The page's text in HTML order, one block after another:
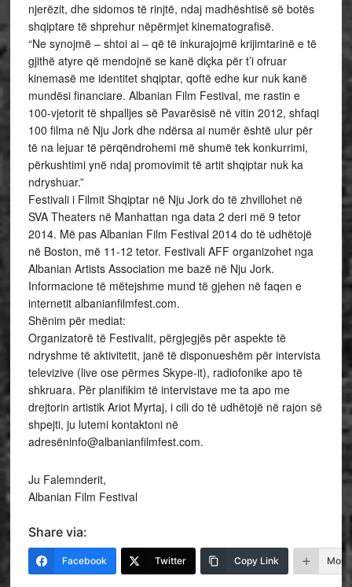
njerëzit, dhe sidomos të rinjtë, ndaj madhështisë së botës
shqiptare të shprehur nëpërmjet kinematografisë.
“Ne synojmë – shtoi ai – që të inkurajojmë krijimtarinë e të
gjithë atyre që mendojnë se kanë diçka për t’i ofruar
kinemasë me identitet shqiptar, qoftë edhe kur nuk kanë
mundësi financiare. Albanian Film Festival, me rastin e
100-vjetorit të shpalljes së Pavarësisë në vitin 2012, shfaqi
100 filma në Nju Jork dhe ndërsa ai numër është ulur për
të na lejuar të përqëndrohemi më shumë tek konkurrimi,
përkushtimi ynë ndaj promovimit të artit shqiptar nuk ka
ndryshuar.”
Festivali i Filmit Shqiptar në Nju Jork do të zhvillohet në
SVA Theaters në Manhattan nga data 2 deri më 9 tetor
2014. Më pas Albanian Film Festival 2014 do të udhëtojë
në Boston, më 11-12 tetor. Festivali AFF organizohet nga
Albanian Artists Association me bazë në Nju Jork.
Informacione të mëtejshme mund të gjehen në faqen e
internetit albanianfilmfest.com.
Shënim për mediat:
Organizatorë të Festivalit, përgjegjës për aspekte të
ndryshme të aktivitetit, janë të disponueshëm për intervista
televizive (live ose përmes Skype-it), radiofonike apo të
shkruara. Për planifikim të intervistave me ta apo me
drejtorin artistik Ariot Myrtaj, i cili do të udhëtojë në rajon së
shpejti, ju lutemi kontaktoni në
adresëninfo@albanianfilmfest.com.
Ju Falemnderit,
Albanian Film Festival
Share via:
Facebook Twitter Copy Link More